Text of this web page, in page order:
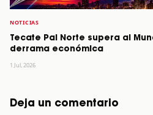
NOTICIAS
Tecate Pal Norte supera al
derrama económica
1 Jul, 2026
Deja un comentario